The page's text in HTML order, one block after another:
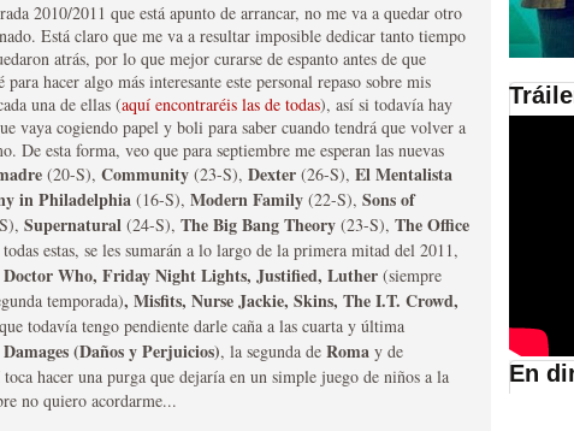
al año se superará
de HBO España
2010/2011 que está apunto de arrancar, no me va a quedar otro
Está claro que me va a resultar imposible dedicar tanto tiempo
atrás, por lo que mejor curarse de espanto antes de que
hacer algo más interesante este personal repaso sobre mis
una de ellas (aquí encontraréis las de todas), así si todavía hay
vaya cogiendo papel y boli para saber cuando tendrá que volver a
De esta forma, veo que para septiembre me esperan las nuevas
(20-S), Community (23-S), Dexter (26-S), El Mentalista
in Philadelphia (16-S), Modern Family (22-S), Sons of
Supernatural (24-S), The Big Bang Theory (23-S), The Office
estas, se les sumarán a lo largo de la primera mitad del 2011,
Doctor Who, Friday Night Lights, Justified, Luther (siempre
temporada), Misfits, Nurse Jackie, Skins, The I.T. Crowd,
todavía tengo pendiente darle caña a las cuarta y última
Damages (Daños y Perjuicios), la segunda de Roma y de
hacer una purga que dejaría en un simple juego de niños a la
no quiero acordarme...
En